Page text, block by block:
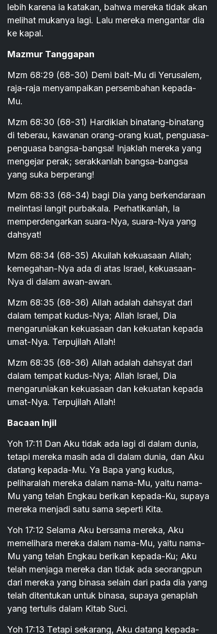
lebih karena ia katakan, bahwa mereka tidak akan
melihat mukanya lagi. Lalu mereka mengantar dia
ke kapal.
Mazmur Tanggapan
Mzm 68:29 (68-30) Demi bait-Mu di Yerusalem,
raja-raja menyampaikan persembahan kepada-
Mu.
Mzm 68:30 (68-31) Hardiklah binatang-binatang
di teberau, kawanan orang-orang kuat, penguasa-
penguasa bangsa-bangsa! Injaklah mereka yang
mengejar perak; serakkanlah bangsa-bangsa
yang suka berperang!
Mzm 68:33 (68-34) bagi Dia yang berkendaraan
melintasi langit purbakala. Perhatikanlah, Ia
memperdengarkan suara-Nya, suara-Nya yang
dahsyat!
Mzm 68:34 (68-35) Akuilah kekuasaan Allah;
kemegahan-Nya ada di atas Israel, kekuasaan-
Nya di dalam awan-awan.
Mzm 68:35 (68-36) Allah adalah dahsyat dari
dalam tempat kudus-Nya; Allah Israel, Dia
mengaruniakan kekuasaan dan kekuatan kepada
umat-Nya. Terpujilah Allah!
Mzm 68:35 (68-36) Allah adalah dahsyat dari
dalam tempat kudus-Nya; Allah Israel, Dia
mengaruniakan kekuasaan dan kekuatan kepada
umat-Nya. Terpujilah Allah!
Bacaan Injil
Yoh 17:11 Dan Aku tidak ada lagi di dalam dunia,
tetapi mereka masih ada di dalam dunia, dan Aku
datang kepada-Mu. Ya Bapa yang kudus,
peliharalah mereka dalam nama-Mu, yaitu nama-
Mu yang telah Engkau berikan kepada-Ku, supaya
mereka menjadi satu sama seperti Kita.
Yoh 17:12 Selama Aku bersama mereka, Aku
memelihara mereka dalam nama-Mu, yaitu nama-
Mu yang telah Engkau berikan kepada-Ku; Aku
telah menjaga mereka dan tidak ada seorangpun
dari mereka yang binasa selain dari pada dia yang
telah ditentukan untuk binasa, supaya genaplah
yang tertulis dalam Kitab Suci.
Yoh 17:13 Tetapi sekarang, Aku datang kepada-